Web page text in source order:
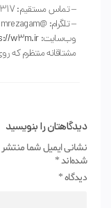
– تماس مستقیم: 09213161317
– تلگرام: @mrezagam
وب‌سایت:w3m.ir
مشتاقانه منتظرم که
دیدگاهتان را بنویسید
نشانی ایمیل شما
شده‌اند*
دیدگاه*